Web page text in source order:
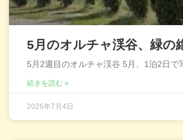
5月のオルチャ渓谷、緑の
5月2週目のオルチャ渓谷 5月、1泊2日で
続きを読む »
2026年7月4日